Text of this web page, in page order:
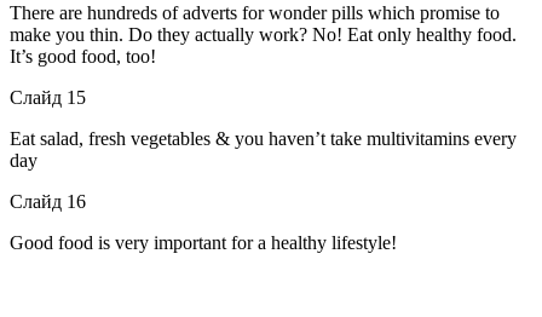
There are hundreds of adverts for wonder pills which promise to
make you thin. Do they actually work? No! Eat only healthy food.
It’s good food, too!
Слайд 15
Eat salad, fresh vegetables & you haven’t take multivitamins every
day
Слайд 16
Good food is very important for a healthy lifestyle!